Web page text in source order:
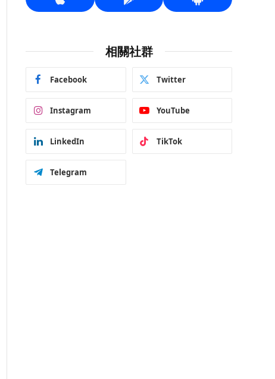
相關社群
Facebook Twitter
Instagram YouTube
LinkedIn TikTok
Telegram